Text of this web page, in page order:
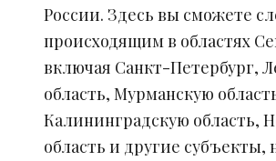
России. Здесь вы сможете
происходящим в областях
включая Санкт-Петербург,
область, Мурманскую
Калининградскую область,
область и другие субъекты,